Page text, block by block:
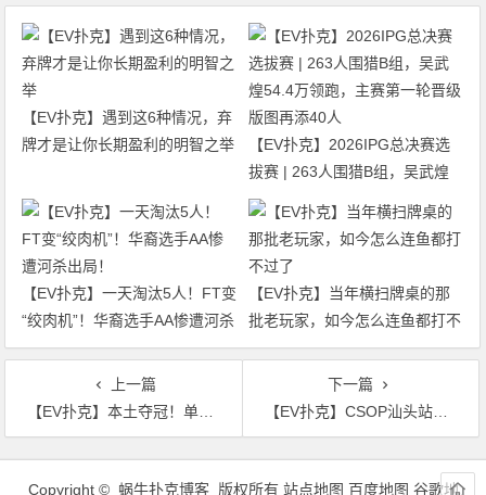
【EV扑克】遇到这6种情况，弃
牌才是让你长期盈利的明智之举
【EV扑克】2026IPG总决赛选
拔赛 | 263人围猎B组，吴武煌
54.4万领跑，主赛第一轮晋级版
【EV扑克】一天淘汰5人！FT变
“绞肉机”！华裔选手AA惨遭河杀
出局！
【EV扑克】当年横扫牌桌的那
批老玩家，如今怎么连鱼都打不
过了
上一篇
【EV扑克】本土夺冠！单新朋登顶CPT紫荆山海杯主赛冠军
下一篇
【EV扑克】CSOP汕头站攻略：住哪儿？吃什么？一篇搞定！
文
Copyright © 蜗牛扑克博客 版权所有 站点地图 百度地图 谷歌地